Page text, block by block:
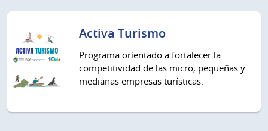
Activa Turismo
Programa orientado a fortalecer la
competitividad de las micro, pequeñas y
medianas empresas turísticas.